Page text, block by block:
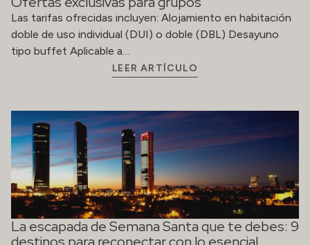
Las tarifas ofrecidas incluyen: Alojamiento en habitación
doble de uso individual (DUI) o doble (DBL) Desayuno
tipo buffet Aplicable a…
LEER ARTÍCULO
La escapada de Semana Santa que te debes: 9